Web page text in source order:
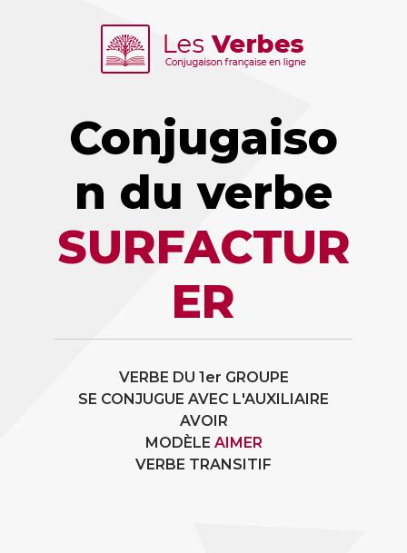
Conjugaiso
n du verbe
SURFACTUR
ER
VERBE DU 1er GROUPE
SE CONJUGUE AVEC L'AUXILIAIRE
AVOIR
MODÈLE AIMER
VERBE TRANSITIF